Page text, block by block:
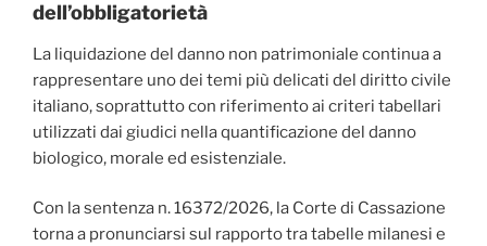
dell’obbligatorietà
La liquidazione del danno non patrimoniale continua a
rappresentare uno dei temi più delicati del diritto civile
italiano, soprattutto con riferimento ai criteri tabellari
utilizzati dai giudici nella quantificazione del danno
biologico, morale ed esistenziale.
Con la sentenza n. 16372/2026, la Corte di Cassazione
torna a pronunciarsi sul rapporto tra tabelle milanesi e